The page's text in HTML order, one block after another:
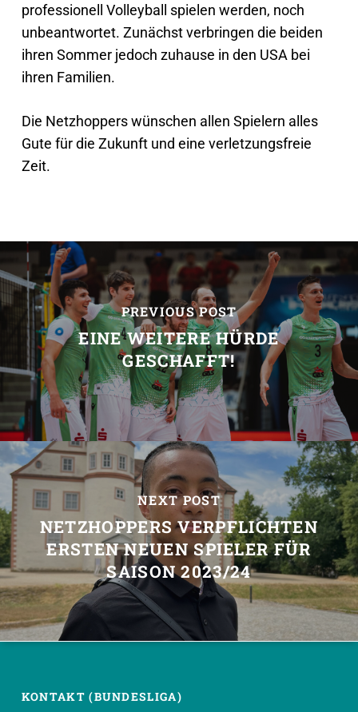
professionell Volleyball spielen werden, noch
unbeantwortet. Zunächst verbringen die beiden
ihren Sommer jedoch zuhause in den USA bei
ihren Familien.
Die Netzhoppers wünschen allen Spielern alles
Gute für die Zukunft und eine verletzungsfreie
Zeit.
PREVIOUS POST
EINE WEITERE HÜRDE
GESCHAFFT!
NEXT POST
NETZHOPPERS VERPFLICHTEN
ERSTEN NEUEN SPIELER FÜR
SAISON 2023/24
KONTAKT (BUNDESLIGA)